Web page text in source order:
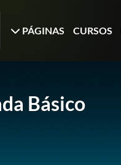
PÁGINAS CURSOS
Básico